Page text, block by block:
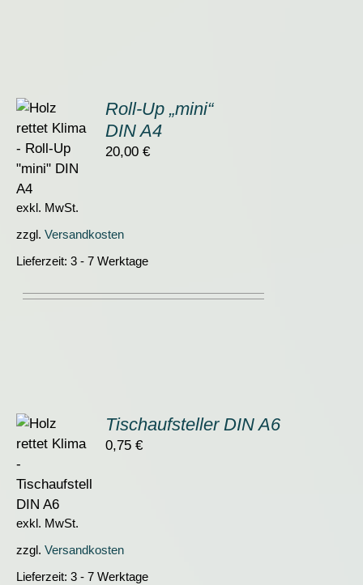
Roll-Up „mini“
DIN A4
20,00€
exkl. MwSt.
zzgl. Versandkosten
Lieferzeit: 3 - 7 Werktage
Tischaufsteller DIN A6
0,75€
exkl. MwSt.
zzgl. Versandkosten
Lieferzeit: 3 - 7 Werktage